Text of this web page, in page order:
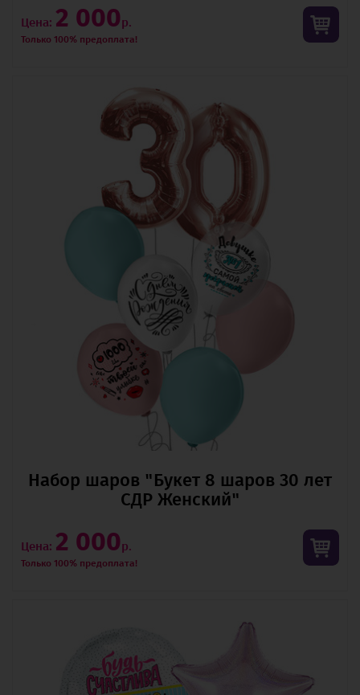
Цена: 2 000р.
Только 100% предоплата!
Набор шаров "Букет 8 шаров 30 лет
СДР Женский"
Цена: 2 000р.
Только 100% предоплата!